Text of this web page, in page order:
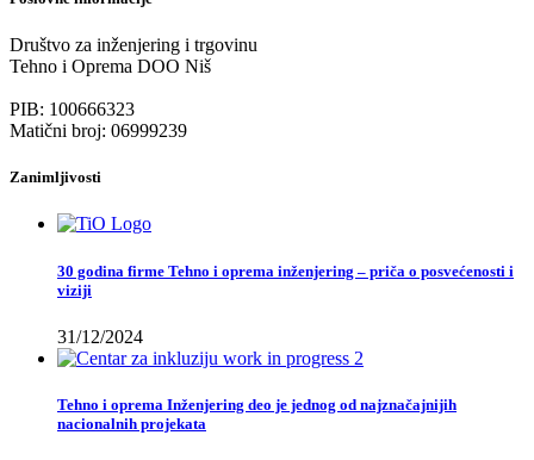
Društvo za inženjering i trgovinu
Tehno i Oprema DOO Niš
PIB: 100666323
Matični broj: 06999239
Zanimljivosti
30 godina firme Tehno i oprema inženjering – priča o posvećenosti i
viziji
31/12/2024
Tehno i oprema Inženjering deo je jednog od najznačajnijih
nacionalnih projekata